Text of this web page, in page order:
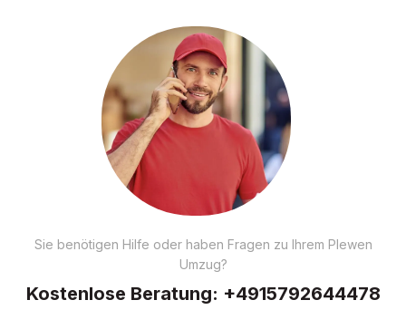
Sie benötigen Hilfe oder haben Fragen zu Ihrem Plewen
Umzug?
Kostenlose Beratung: +4915792644478